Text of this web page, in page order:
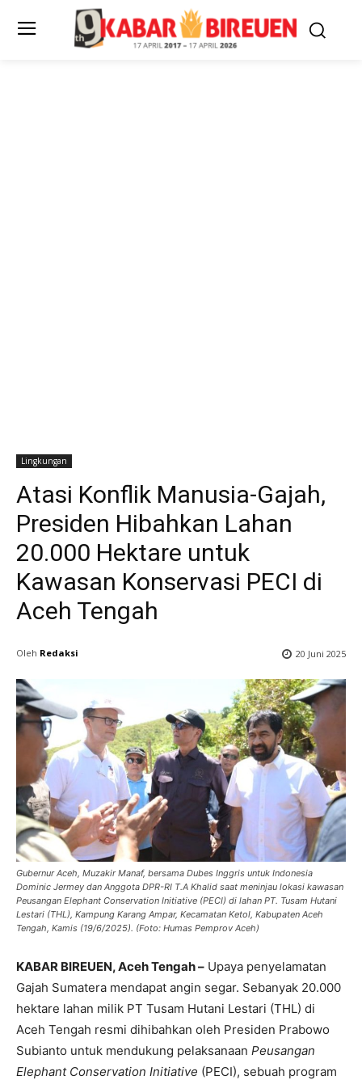
Lingkungan
Atasi Konflik Manusia-Gajah,
Presiden Hibahkan Lahan
20.000 Hektare untuk
Kawasan Konservasi PECI di
Aceh Tengah
Oleh Redaksi 20 Juni 2025
Gubernur Aceh, Muzakir Manaf, bersama Dubes Inggris untuk Indonesia
Dominic Jermey dan Anggota DPR-RI T.A Khalid saat meninjau lokasi kawasan
Peusangan Elephant Conservation Initiative (PECI) di lahan PT. Tusam Hutani
Lestari (THL), Kampung Karang Ampar, Kecamatan Ketol, Kabupaten Aceh
Tengah, Kamis (19/6/2025). (Foto: Humas Pemprov Aceh)
KABAR BIREUEN, Aceh Tengah – Upaya penyelamatan
Gajah Sumatera mendapat angin segar. Sebanyak 20.000
hektare lahan milik PT Tusam Hutani Lestari (THL) di
Aceh Tengah resmi dihibahkan oleh Presiden Prabowo
Subianto untuk mendukung pelaksanaan Peusangan
Elephant Conservation Initiative (PECI), sebuah program